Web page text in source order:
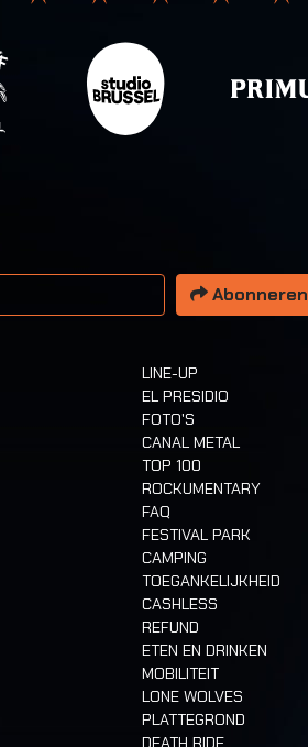
Abonneren
LINE-UP
EL PRESIDIO
FOTO'S
CANAL METAL
TOP 100
ROCKUMENTARY
FAQ
FESTIVAL PARK
CAMPING
TOEGANKELIJKHEID
CASHLESS
REFUND
ETEN EN DRINKEN
MOBILITEIT
LONE WOLVES
PLATTEGROND
DEATH RIDE